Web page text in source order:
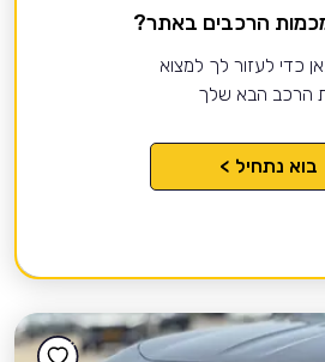
הרכבים באתר?
כדי לעזור לך למצוא
הרכב הבא שלך
בוא נתחיל >